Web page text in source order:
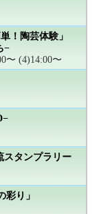
！陶芸体験」
−
〜 (4)14:00〜
スタンプラリー
り」